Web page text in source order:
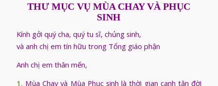
THƯ MỤC VỤ MÙA CHAY VÀ PHỤC
SINH
Kính gởi quý cha, quý tu sĩ, chủng sinh,
và anh chị em tín hữu trong Tổng giáo phận
Anh chị em thân mến,
1. Mùa Chay và Mùa Phục sinh là thời gian canh tân đời